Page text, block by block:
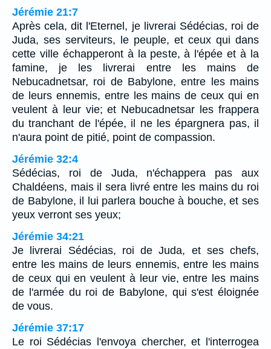
Jérémie 21:7
Après cela, dit l'Eternel, je livrerai Sédécias, roi de
Juda, ses serviteurs, le peuple, et ceux qui dans
cette ville échapperont à la peste, à l'épée et à la
famine, je les livrerai entre les mains de
Nebucadnetsar, roi de Babylone, entre les mains
de leurs ennemis, entre les mains de ceux qui en
veulent à leur vie; et Nebucadnetsar les frappera
du tranchant de l'épée, il ne les épargnera pas, il
n'aura point de pitié, point de compassion.
Jérémie 32:4
Sédécias, roi de Juda, n'échappera pas aux
Chaldéens, mais il sera livré entre les mains du roi
de Babylone, il lui parlera bouche à bouche, et ses
yeux verront ses yeux;
Jérémie 34:21
Je livrerai Sédécias, roi de Juda, et ses chefs,
entre les mains de leurs ennemis, entre les mains
de ceux qui en veulent à leur vie, entre les mains
de l'armée du roi de Babylone, qui s'est éloignée
de vous.
Jérémie 37:17
Le roi Sédécias l'envoya chercher, et l'interrogea